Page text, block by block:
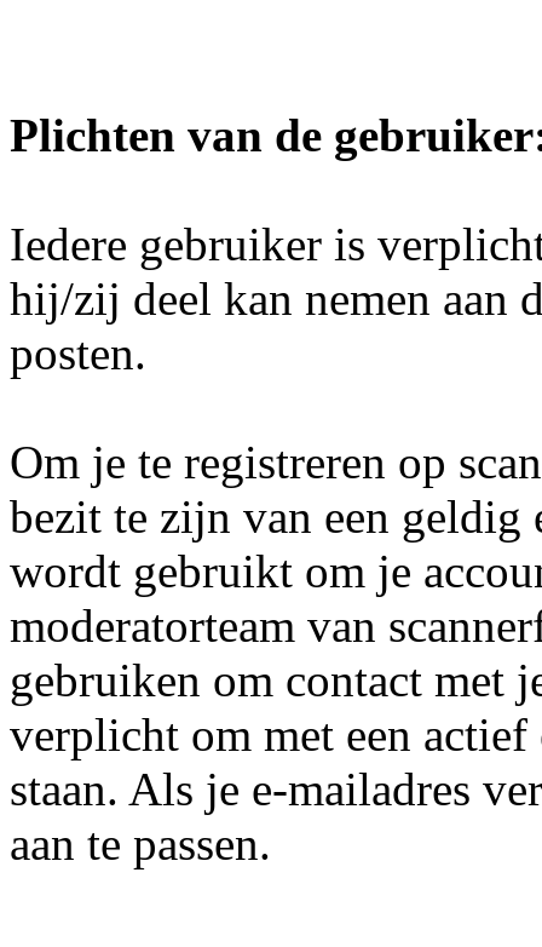
Plichten van de
Iedere gebruiker is
hij/zij deel kan nemen aan
posten.
Om je te registreren op
bezit te zijn van een geldig
wordt gebruikt om je
moderatorteam van
gebruiken om contact met
verplicht om met een actief
staan. Als je e-mailadres
aan te passen.